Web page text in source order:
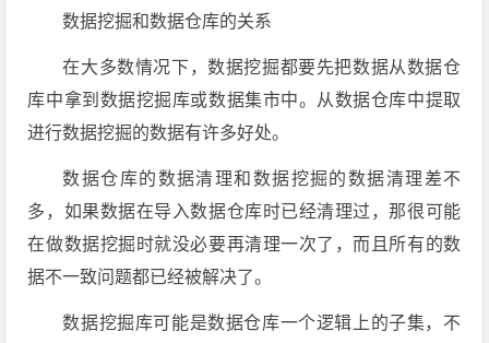
数据挖掘和数据仓库的关系
在大多数情况下，数据挖掘都要先把数据从数据仓
库中拿到数据挖掘库或数据集市中。从数据仓库中提取
进行数据挖掘的数据有许多好处。
数据仓库的数据清理和数据挖掘的数据清理差不
多，如果数据在导入数据仓库时已经清理过，那很可能
在做数据挖掘时就没必要再清理一次了，而且所有的数
据不一致问题都已经被解决了。
数据挖掘库可能是数据仓库一个逻辑上的子集，不